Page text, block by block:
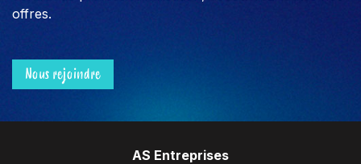
offres.
Nous rejoindre
AS Entreprises